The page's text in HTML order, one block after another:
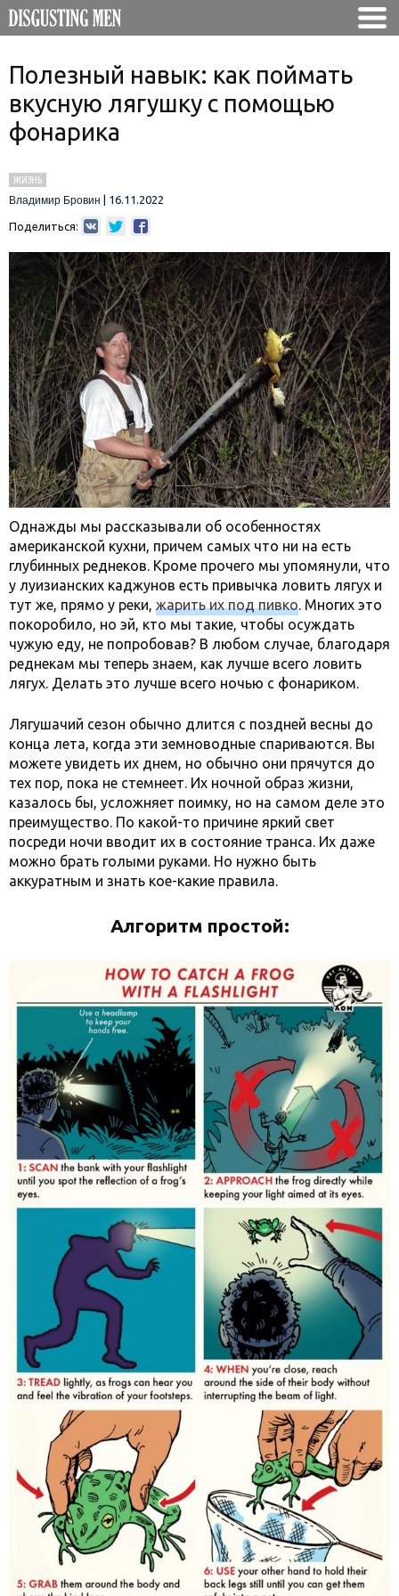
Полезный навык: как поймать
вкусную лягушку с помощью
фонарика
ЖИЗНЬ
Владимир Бровин
16.11.2022
Поделиться:
Однажды мы рассказывали об особенностях
американской кухни, причем самых что ни на есть
глубинных реднеков. Кроме прочего мы упомянули, что
у луизианских каджунов есть привычка ловить лягух и
тут же, прямо у реки, жарить их под пивко. Многих это
покоробило, но эй, кто мы такие, чтобы осуждать
чужую еду, не попробовав? В любом случае, благодаря
реднекам мы теперь знаем, как лучше всего ловить
лягух. Делать это лучше всего ночью с фонариком.
Лягушачий сезон обычно длится с поздней весны до
конца лета, когда эти земноводные спариваются. Вы
можете увидеть их днем, но обычно они прячутся до
тех пор, пока не стемнеет. Их ночной образ жизни,
казалось бы, усложняет поимку, но на самом деле это
преимущество. По какой-то причине яркий свет
посреди ночи вводит их в состояние транса. Их даже
можно брать голыми руками. Но нужно быть
аккуратным и знать кое-какие правила.
Алгоритм простой: